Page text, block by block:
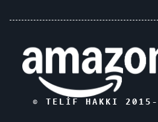
© TELIF HAKKI 2015-